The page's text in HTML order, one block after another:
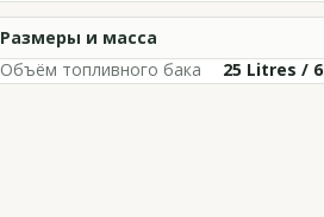
Размеры и масса
Объём топливного бака
25 Litres /